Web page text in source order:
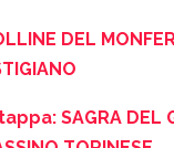
DEL
SAGRA DEL